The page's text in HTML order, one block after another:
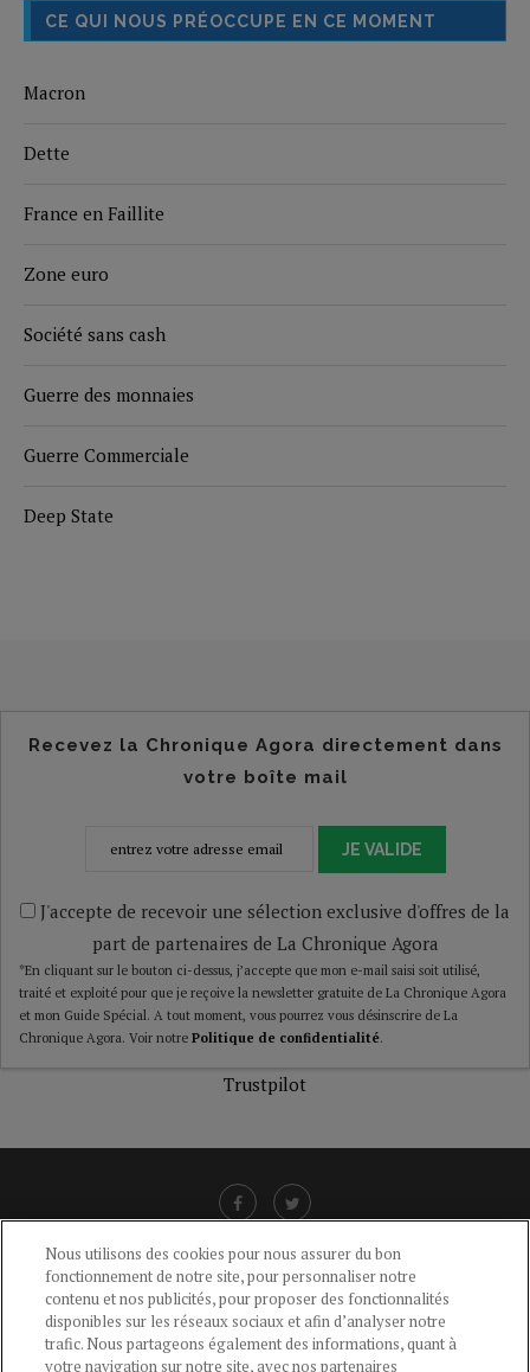
CE QUI NOUS PRÉOCCUPE EN CE MOMENT
Macron
Dette
France en Faillite
Zone euro
Société sans cash
Guerre des monnaies
Guerre Commerciale
Deep State
Recevez la Chronique Agora directement dans
votre boîte mail
JE VALIDE
J'accepte de recevoir une sélection exclusive d'offres de la
part de partenaires de La Chronique Agora
*En cliquant sur le bouton ci-dessus, j’accepte que mon e-mail saisi soit utilisé,
traité et exploité pour que je reçoive la newsletter gratuite de La Chronique Agora
et mon Guide Spécial. A tout moment, vous pourrez vous désinscrire de La
Chronique Agora. Voir notre Politique de confidentialité.
Trustpilot
LIENS UTILES
CGU-POLITIQUE DE CONFIDENTIALITÉ -POLITIQUE DES COOKIES
MENTIONS LÉGALES -AIDE
Nous utilisons des cookies pour nous assurer du bon
fonctionnement de notre site, pour personnaliser notre
contenu et nos publicités, pour proposer des fonctionnalités
disponibles sur les réseaux sociaux et afin d’analyser notre
trafic. Nous partageons également des informations, quant à
votre navigation sur notre site, avec nos partenaires